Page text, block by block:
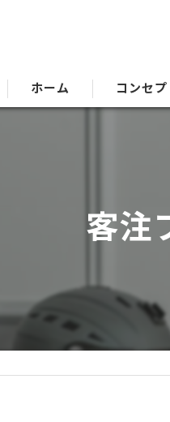
ホーム コンセプ
客注